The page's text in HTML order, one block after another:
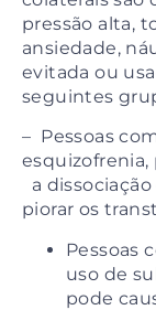
pressão alta,
ansiedade,
evitada ou
seguintes
– Pessoas
esquizofrenia,
a
piorar os
Pessoas
uso de
pode